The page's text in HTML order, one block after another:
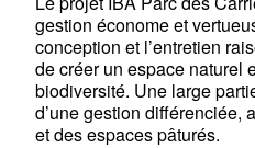
gestion économe et
conception et l’entretien
de créer un espace naturel
biodiversité. Une large
d’une gestion différenciée,
et des espaces pâturés.